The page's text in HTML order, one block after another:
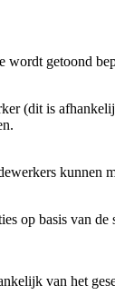
getoond
(dit is
kunnen
op basis van
van het